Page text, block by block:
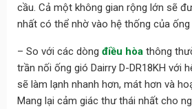
cầu. Cả một không gian rộng lớn sẽ
nhất có thể nhờ vào hệ thống của ống
– So với các dòng điều hòathông
trần nối ống gió Dairry D-DR18KH với
sẽ làm lạnh nhanh hơn, mát hơn và
Mang lại cảm giác thư thái nhất cho